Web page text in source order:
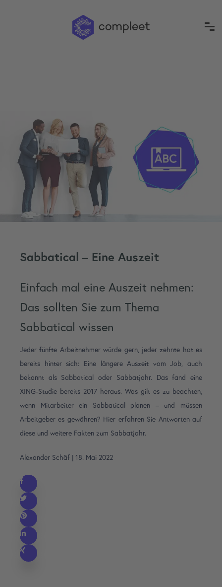
Sabbatical – Eine Auszeit
Einfach mal eine Auszeit nehmen:
Das sollten Sie zum Thema
Sabbatical wissen
Jeder fünfte Arbeitnehmer würde gern, jeder zehnte hat es
bereits hinter sich: Eine längere Auszeit vom Job, auch
bekannt als Sabbatical oder Sabbatjahr. Das fand eine
XING-Studie bereits 2017 heraus. Was gilt es zu beachten,
wenn Mitarbeiter ein Sabbatical planen – und müssen
Arbeitgeber es gewähren? Hier erfahren Sie Antworten auf
diese und weitere Fakten zum Sabbatjahr.
Alexander Schäf | 18. Mai 2022